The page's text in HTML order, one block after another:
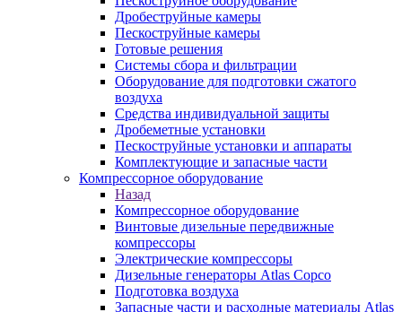
Дробеструйные камеры
Пескоструйные камеры
Готовые решения
Системы сбора и фильтрации
Оборудование для подготовки сжатого
воздуха
Средства индивидуальной защиты
Дробеметные установки
Пескоструйные установки и аппараты
Комплектующие и запасные части
Компрессорное оборудование
Назад
Компрессорное оборудование
Винтовые дизельные передвижные
компрессоры
Электрические компрессоры
Дизельные генераторы Atlas Copco
Подготовка воздуха
Запасные части и расходные материалы Atlas